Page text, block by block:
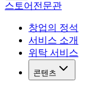
스토어 전문관
창업의 정석
서비스 소개
위탁 서비스
콘텐츠